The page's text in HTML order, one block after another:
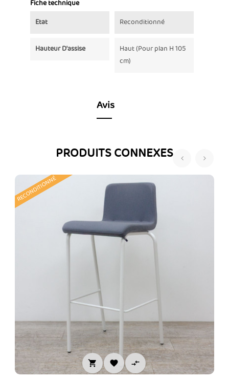
Fiche technique
Etat
Reconditionné
Hauteur D'assise
Haut (Pour plan H 105
cm)
Avis
PRODUITS CONNEXES
RECONDITIONNÉ
  
‹ ›